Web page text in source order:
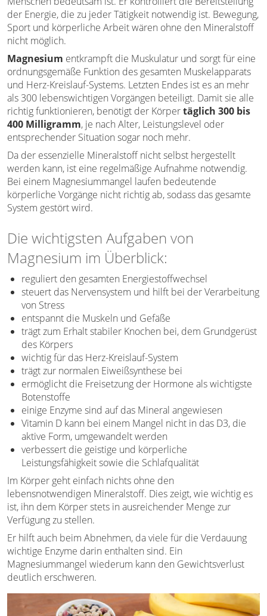
der Energie, die zu jeder Tätigkeit notwendig ist. Bewegung,
Sport und körperliche Arbeit wären ohne den Mineralstoff
nicht möglich.
Magnesium entkrampft die Muskulatur und sorgt für eine
ordnungsgemäße Funktion des gesamten Muskelapparats
und Herz-Kreislauf-Systems. Letzten Endes ist es an mehr
als 300 lebenswichtigen Vorgängen beteiligt. Damit sie alle
richtig funktionieren, benötigt der Körpertäglich 300 bis
400 Milligramm, je nach Alter, Leistungslevel oder
entsprechender Situation sogar noch mehr.
Da der essenzielle Mineralstoff nicht selbst hergestellt
werden kann, ist eine regelmäßige Aufnahme notwendig.
Bei einem Magnesiummangel laufen bedeutende
körperliche Vorgänge nicht richtig ab, sodass das gesamte
System gestört wird.
Die wichtigsten Aufgaben von
Magnesium im Überblick:
reguliert den gesamten Energiestoffwechsel
steuert das Nervensystem und hilft bei der Verarbeitung
von Stress
entspannt die Muskeln und Gefäße
trägt zum Erhalt stabiler Knochen bei, dem Grundgerüst
des Körpers
wichtig für das Herz-Kreislauf-System
trägt zur normalen Eiweißsynthese bei
ermöglicht die Freisetzung der Hormone als wichtigste
Botenstoffe
einige Enzyme sind auf das Mineral angewiesen
Vitamin D kann bei einem Mangel nicht in das D3, die
aktive Form, umgewandelt werden
verbessert die geistige und körperliche
Leistungsfähigkeit sowie die Schlafqualität
Im Körper geht einfach nichts ohne den
lebensnotwendigen Mineralstoff. Dies zeigt, wie wichtig es
ist, ihn dem Körper stets in ausreichender Menge zur
Verfügung zu stellen.
Er hilft auch beim Abnehmen, da viele für die Verdauung
wichtige Enzyme darin enthalten sind. Ein
Magnesiummangel wiederum kann den Gewichtsverlust
deutlich erschweren.